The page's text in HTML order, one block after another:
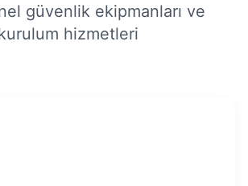
güvenlik ekipmanları ve
hizmetleri